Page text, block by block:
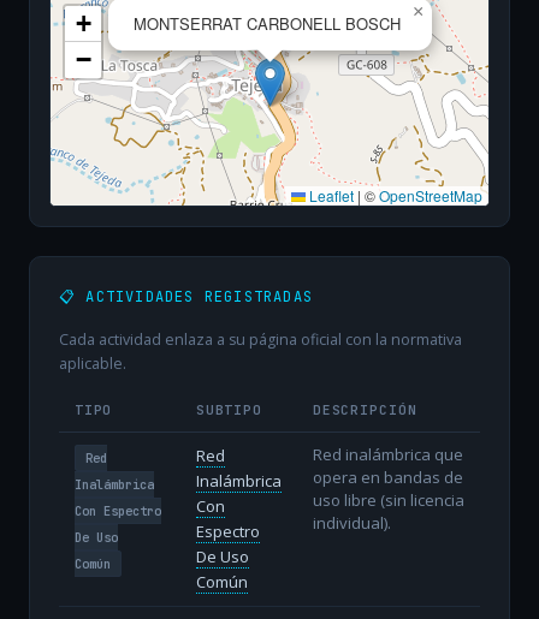
MONTSERRAT CARBONELL BOSCH
×
+
−
Leaflet | ©OpenStreetMap
📋 ACTIVIDADES REGISTRADAS
Cada actividad enlaza a su página oficial con la normativa
aplicable.
TIPO SUBTIPO DESCRIPCIÓN
Red
Inalámbrica
Con Espectro
De Uso
Común
Red
Inalámbrica
Con
Espectro
De Uso
Común
Red inalámbrica que
opera en bandas de
uso libre (sin licencia
individual).